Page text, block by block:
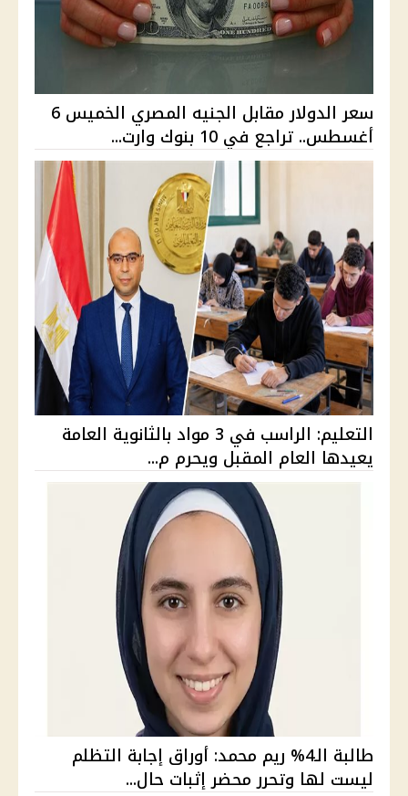
سعر الدولار مقابل الجنيه المصري الخميس 6
أغسطس.. تراجع في 10 بنوك وارت...
التعليم: الراسب في 3 مواد بالثانوية العامة
يعيدها العام المقبل ويحرم م...
طالبة الـ4% ريم محمد: أوراق إجابة التظلم
ليست لها وتحرر محضر إثبات حال...